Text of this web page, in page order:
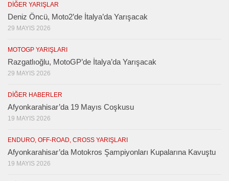
DIĞER YARIŞLAR
Deniz Öncü, Moto2’de İtalya’da Yarışacak
29 MAYIS 2026
MOTOGP YARIŞLARI
Razgatlıoğlu, MotoGP’de İtalya’da Yarışacak
29 MAYIS 2026
DIĞER HABERLER
Afyonkarahisar’da 19 Mayıs Coşkusu
19 MAYIS 2026
ENDURO, OFF-ROAD, CROSS YARIŞLARI
Afyonkarahisar’da Motokros Şampiyonları Kupalarına Kavuştu
19 MAYIS 2026